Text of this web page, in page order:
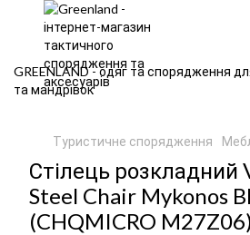
GREENLAND - одяг та спорядження
та мандрівок
Туристичне спорядження
Стілець розкладний
Steel Chair Mykonos
(CHQMICRO